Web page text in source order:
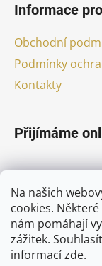
Na našich
cookies.
nám pomáhají
zážitek.
informacízde.
Informace
Obchodní
Podmínky
Kontakty
Přijímáme
Facebook